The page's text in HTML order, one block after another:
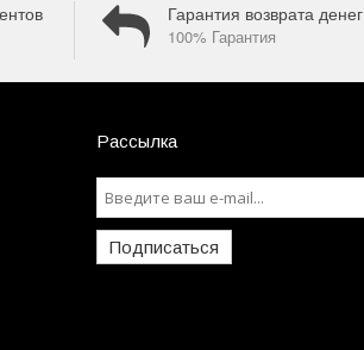
Гарантия возврата денег
100% Гарантия
Рассылка
Подписаться